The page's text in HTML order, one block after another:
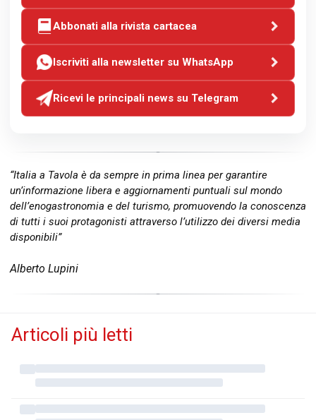
Abbonati alla rivista cartacea
Iscriviti alla newsletter su WhatsApp
Ricevi le principali news su Telegram
“Italia a Tavola è da sempre in prima linea per garantire
un’informazione libera e aggiornamenti puntuali sul mondo
dell’enogastronomia e del turismo, promuovendo la conoscenza
di tutti i suoi protagonisti attraverso l’utilizzo dei diversi media
disponibili”
Alberto Lupini
Articoli più letti